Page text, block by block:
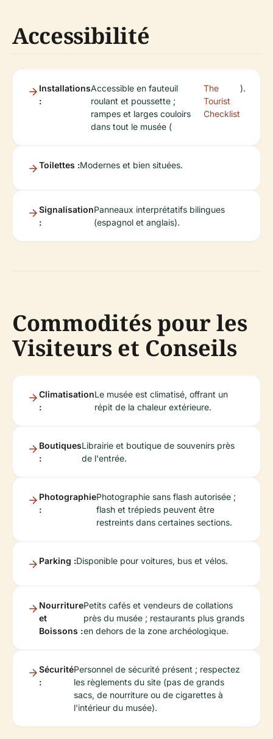
Accessibilité
Installations
:
Accessible en fauteuil
roulant et poussette ;
rampes et larges couloirs
dans tout le musée (
The
Tourist
Checklist
).
Toilettes :Modernes et bien situées.
Signalisation
:
Panneaux interprétatifs bilingues
(espagnol et anglais).
Commodités pour les
Visiteurs et Conseils
Climatisation
:
Le musée est climatisé, offrant un
répit de la chaleur extérieure.
Boutiques
:
Librairie et boutique de souvenirs près
de l'entrée.
Photographie
:
Photographie sans flash autorisée ;
flash et trépieds peuvent être
restreints dans certaines sections.
Parking :Disponible pour voitures, bus et vélos.
Nourriture
et
Boissons :
Petits cafés et vendeurs de collations
près du musée ; restaurants plus grands
en dehors de la zone archéologique.
Sécurité
:
Personnel de sécurité présent ; respectez
les règlements du site (pas de grands
sacs, de nourriture ou de cigarettes à
l'intérieur du musée).